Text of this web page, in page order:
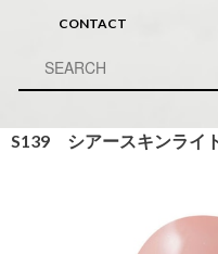
CONTACT
S139 シアースキンライ